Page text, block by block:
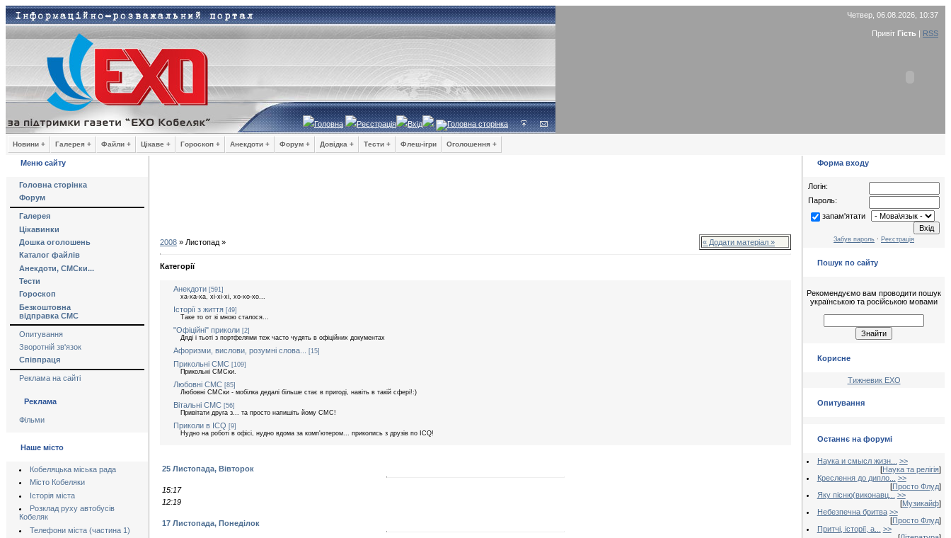
Четвер, 06.08.2026, 10:37
Привіт Гість | RSS
Головна Реєстрація Вхід
Новини + Галерея + Файли + Цікаве + Гороскоп + Анекдоти + Форум + Довідка + Тести + Флеш-ігри Оголошення +
Меню сайту
Головна сторінка
Форум
Галерея
Цікавинки
Дошка оголошень
Каталог файлів
Анекдоти, СМСки...
Тести
Гороскоп
Безкоштовна
відправка СМС
Опитування
Зворотній зв'язок
Співпраця
Реклама на сайті
Реклама
Фільми
Наше місто
Кобеляцька міська рада
Місто Кобеляки
Історія міста
Розклад руху автобусів
Кобеляк
Телефони міста (частина 1)
2008 » Листопад » « Додати матеріал »
Категорії
Анекдоти [591]
ха-ха-ха, хі-хі-хі, хо-хо-хо...
Історії з життя [49]
Таке то от зі мною сталося...
"Офіційні" приколи [2]
Дяді і тьоті з портфелями теж часто чудять в офіційних документах
Афоризми, вислови, розумні слова... [15]
Прикольні СМС [109]
Прикольні СМСки.
Любовні СМС [85]
Любовні СМСки - мобілка дедалі більше стає в пригоді, навіть в такій сфері!:)
Вітальні СМС [56]
Привітати друга з... та просто напишіть йому СМС!
Приколи в ICQ [9]
Нудно на роботі в офісі, нудно вдома за комп'ютером... приколись з друзів по ICQ!
25 Листопада, Вівторок
15:17
12:19
17 Листопада, Понеділок
Форма входу
Логін:
Пароль:
запам'ятати
Забув пароль · Реєстрація
Пошук по сайту
Рекомендуємо вам проводити пошук
українською та російською мовами
Корисне
Тижневик ЕХО
Опитування
Останнє на форумі
Наука и смысл жизн...
>>
[Наука та релігія]
Креслення до дипло...
>>
[Просто Флуд]
Яку пісню(виконавц...
>>
[Музикайф]
Небезпечна бритва >>
[Просто Флуд]
Притчі, історії, а...
>>